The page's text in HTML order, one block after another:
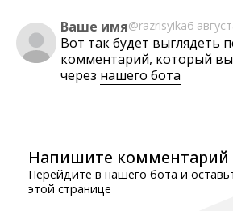
Ваше имя@razrisyika6
Вот так будет выглядеть
комментарий, который
через нашего бота
Напишите комментарий
Перейдите в нашего бота и
этой странице